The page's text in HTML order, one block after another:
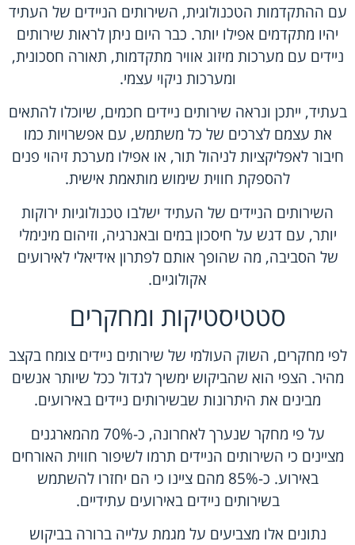
עם ההתקדמות הטכנולוגית, השירותים הניידים של העתיד
יהיו מתקדמים אפילו יותר. כבר היום ניתן לראות שירותים
ניידים עם מערכות מיזוג אוויר מתקדמות, תאורה חסכונית,
ומערכות ניקוי עצמי.
בעתיד, ייתכן ונראה שירותים ניידים חכמים, שיוכלו להתאים
את עצמם לצרכים של כל משתמש, עם אפשרויות כמו
חיבור לאפליקציות לניהול תור, או אפילו מערכת זיהוי פנים
להספקת חווית שימוש מותאמת אישית.
השירותים הניידים של העתיד ישלבו טכנולוגיות ירוקות
יותר, עם דגש על חיסכון במים ובאנרגיה, וזיהום מינימלי
של הסביבה, מה שהופך אותם לפתרון אידיאלי לאירועים
אקולוגיים.
סטטיסטיקות ומחקרים
לפי מחקרים, השוק העולמי של שירותים ניידים צומח בקצב
מהיר. הצפי הוא שהביקוש ימשיך לגדול ככל שיותר אנשים
מבינים את היתרונות שבשירותים ניידים באירועים.
על פי מחקר שנערך לאחרונה, כ-70% מהמארגנים
מציינים כי השירותים הניידים תרמו לשיפור חווית האורחים
באירוע. כ-85% מהם ציינו כי הם יחזרו להשתמש
בשירותים ניידים באירועים עתידיים.
נתונים אלו מצביעים על מגמת עלייה ברורה בביקוש